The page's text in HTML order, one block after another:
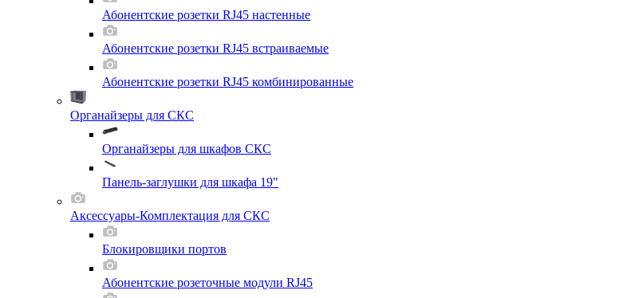
Абонентские розетки RJ45 настенные
Абонентские розетки RJ45 встраиваемые
Абонентские розетки RJ45 комбинированные
Органайзеры для СКС
Органайзеры для шкафов СКС
Панель-заглушки для шкафа 19"
Аксессуары-Комплектация для СКС
Блокировщики портов
Абонентские розеточные модули RJ45